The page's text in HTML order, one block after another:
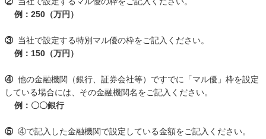
例：250（万円）
③当社で設定する特別マル優の枠をご記入ください。
例：150（万円）
④他の金融機関（銀行、証券会社等）ですでに「マル優」枠を設定
している場合には、その金融機関名をご記入ください。
例：〇〇銀行
⑤④で記入した金融機関で設定している金額をご記入ください。